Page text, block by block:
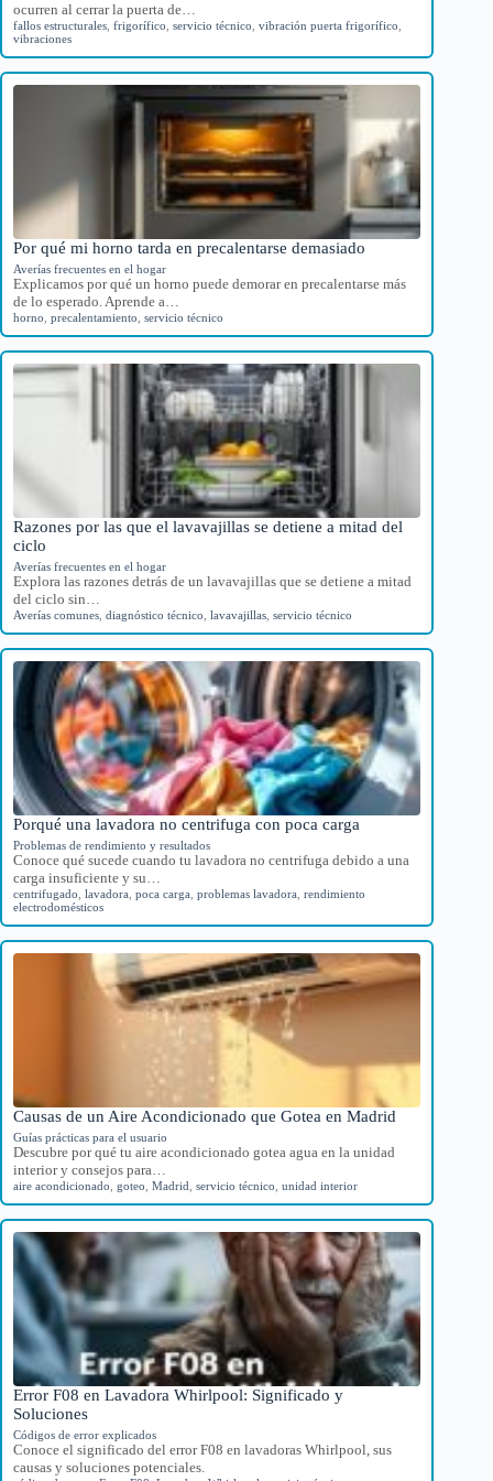
ocurren al cerrar la puerta de…
fallos estructurales frigorífico servicio técnico vibración puerta frigorífico
vibraciones
Por qué mi horno tarda en precalentarse demasiado
Averías frecuentes en el hogar
Explicamos por qué un horno puede demorar en precalentarse más
de lo esperado. Aprende a…
horno precalentamiento servicio técnico
Razones por las que el lavavajillas se detiene a mitad del
ciclo
Averías frecuentes en el hogar
Explora las razones detrás de un lavavajillas que se detiene a mitad
del ciclo sin…
Averías comunes diagnóstico técnico lavavajillas servicio técnico
Porqué una lavadora no centrifuga con poca carga
Problemas de rendimiento y resultados
Conoce qué sucede cuando tu lavadora no centrifuga debido a una
carga insuficiente y su…
centrifugado lavadora poca carga problemas lavadora rendimiento
electrodomésticos
Causas de un Aire Acondicionado que Gotea en Madrid
Guías prácticas para el usuario
Descubre por qué tu aire acondicionado gotea agua en la unidad
interior y consejos para…
aire acondicionado goteo Madrid servicio técnico unidad interior
Error F08 en Lavadora Whirlpool: Significado y
Soluciones
Códigos de error explicados
Conoce el significado del error F08 en lavadoras Whirlpool, sus
causas y soluciones potenciales.